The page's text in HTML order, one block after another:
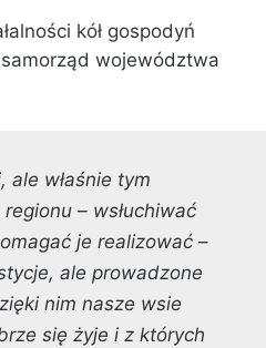
kół gospodyń
województwa
ale właśnie tym
– wsłuchiwać
je realizować –
ale prowadzone
nim nasze wsie
się żyje i z których